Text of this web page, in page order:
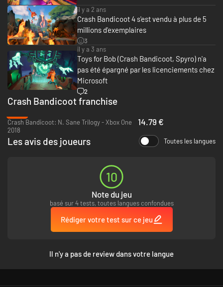
il y a 2 ans
Crash Bandicoot 4 s'est vendu à plus de 5
millions d'exemplaires
3
il y a 3 ans
Toys for Bob (Crash Bandicoot, Spyro) n'a
pas été épargné par les licenciements chez
Microsoft
2
Crash Bandicoot franchise
Crash Bandicoot: N. Sane Trilogy - Xbox One
2018
14.79 €
Les avis des joueurs Toutes les langues
10
Note du jeu
basé sur 4 tests, toutes langues confondues
Rédiger votre test sur ce jeu
Il n'y a pas de review dans votre langue